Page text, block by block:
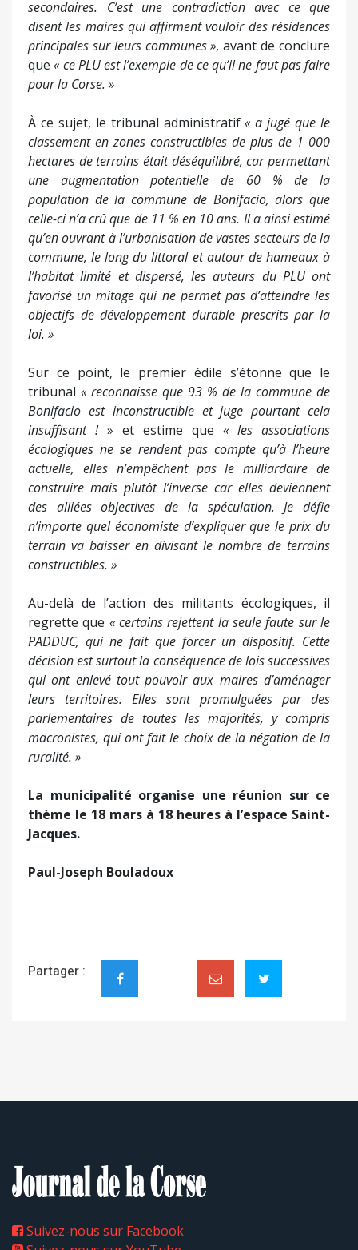
secondaires. C’est une contradiction avec ce que
disent les maires qui affirment vouloir des résidences
principales sur leurs communes », avant de conclure
que « ce PLU est l’exemple de ce qu’il ne faut pas faire
pour la Corse. »
À ce sujet, le tribunal administratif« a jugé que le
classement en zones constructibles de plus de 1 000
hectares de terrains était déséquilibré, car permettant
une augmentation potentielle de 60 % de la
population de la commune de Bonifacio, alors que
celle-ci n’a crû que de 11 % en 10 ans. Il a ainsi estimé
qu’en ouvrant à l’urbanisation de vastes secteurs de la
commune, le long du littoral et autour de hameaux à
l’habitat limité et dispersé, les auteurs du PLU ont
favorisé un mitage qui ne permet pas d’atteindre les
objectifs de développement durable prescrits par la
loi. »
Sur ce point, le premier édile s’étonne que le
tribunal « reconnaisse que 93 % de la commune de
Bonifacio est inconstructible et juge pourtant cela
insuffisant !» et estime que « les associations
écologiques ne se rendent pas compte qu’à l’heure
actuelle, elles n’empêchent pas le milliardaire de
construire mais plutôt l’inverse car elles deviennent
des alliées objectives de la spéculation. Je défie
n’importe quel économiste d’expliquer que le prix du
terrain va baisser en divisant le nombre de terrains
constructibles. »
Au-delà de l’action des militants écologiques, il
regrette que « certains rejettent la seule faute sur le
PADDUC, qui ne fait que forcer un dispositif. Cette
décision est surtout la conséquence de lois successives
qui ont enlevé tout pouvoir aux maires d’aménager
leurs territoires. Elles sont promulguées par des
parlementaires de toutes les majorités, y compris
macronistes, qui ont fait le choix de la négation de la
ruralité. »
La municipalité organise une réunion sur ce
thème le 18 mars à 18 heures à l’espace Saint-
Jacques.
Paul-Joseph Bouladoux
Partager :
Suivez-nous sur Facebook